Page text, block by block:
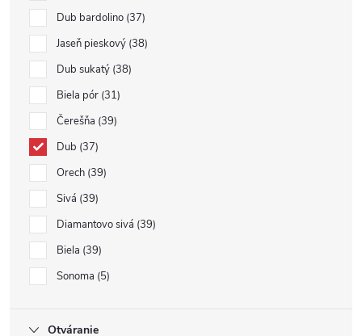
Dub bardolino 37
Jaseň pieskový 38
Dub sukatý 38
Biela pór 31
Čerešňa 39
Dub 37
Orech 39
Sivá 39
Diamantovo sivá 39
Biela 39
Sonoma 5
Otváranie